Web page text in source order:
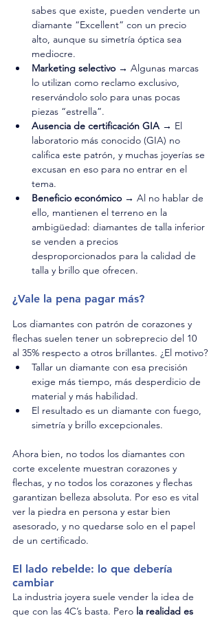
sabes que existe, pueden venderte un
diamante “Excellent” con un precio
alto, aunque su simetría óptica sea
mediocre.
Marketing selectivo → Algunas marcas
lo utilizan como reclamo exclusivo,
reservándolo solo para unas pocas
piezas “estrella”.
Ausencia de certificación GIA → El
laboratorio más conocido (GIA) no
califica este patrón, y muchas joyerías se
excusan en eso para no entrar en el
tema.
Beneficio económico → Al no hablar de
ello, mantienen el terreno en la
ambigüedad: diamantes de talla inferior
se venden a precios
desproporcionados para la calidad de
talla y brillo que ofrecen.
¿Vale la pena pagar más?
Los diamantes con patrón de corazones y
flechas suelen tener un sobreprecio del 10
al 35% respecto a otros brillantes. ¿El motivo?
Tallar un diamante con esa precisión
exige más tiempo, más desperdicio de
material y más habilidad.
El resultado es un diamante con fuego,
simetría y brillo excepcionales.
Ahora bien, no todos los diamantes con
corte excelente muestran corazones y
flechas, y no todos los corazones y flechas
garantizan belleza absoluta. Por eso es vital
ver la piedra en persona y estar bien
asesorado, y no quedarse solo en el papel
de un certificado.
El lado rebelde: lo que debería
cambiar
La industria joyera suele vender la idea de
que con las 4C’s basta. Pero la realidad es